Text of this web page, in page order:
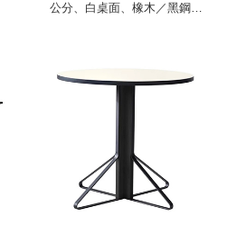
公分、白桌面、橡木／黑鋼桌